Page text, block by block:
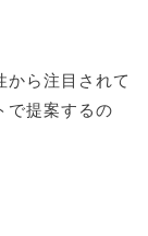
から注目されて
で提案するの